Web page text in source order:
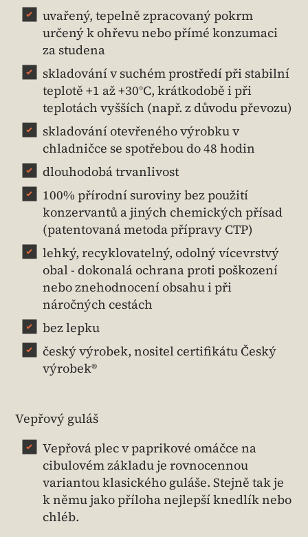
uvařený, tepelně zpracovaný pokrm
určený k ohřevu nebo přímé konzumaci
za studena
skladování v suchém prostředí při stabilní
teplotě +1 až +30°C, krátkodobě i při
teplotách vyšších (např. z důvodu převozu)
skladování otevřeného výrobku v
chladničce se spotřebou do 48 hodin
dlouhodobá trvanlivost
100% přírodní suroviny bez použití
konzervantů a jiných chemických přísad
(patentovaná metoda přípravy CTP)
lehký, recyklovatelný, odolný vícevrstvý
obal - dokonalá ochrana proti poškození
nebo znehodnocení obsahu i při
náročných cestách
bez lepku
český výrobek, nositel certifikátu Český
výrobek®
Vepřový guláš
Vepřová plec v paprikové omáčce na
cibulovém základu je rovnocennou
variantou klasického guláše. Stejně tak je
k němu jako příloha nejlepší knedlík nebo
chléb.